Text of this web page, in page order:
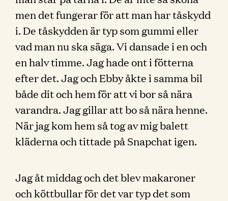
men det fungerar för att man har tåskydd
i. De tåskydden är typ som gummi eller
vad man nu ska säga. Vi dansade i en och
en halv timme. Jag hade ont i fötterna
efter det. Jag och Ebby åkte i samma bil
både dit och hem för att vi bor så nära
varandra. Jag gillar att bo så nära henne.
När jag kom hem så tog av mig balett
kläderna och tittade på Snapchat igen.
Jag åt middag och det blev makaroner
och köttbullar för det var typ det som